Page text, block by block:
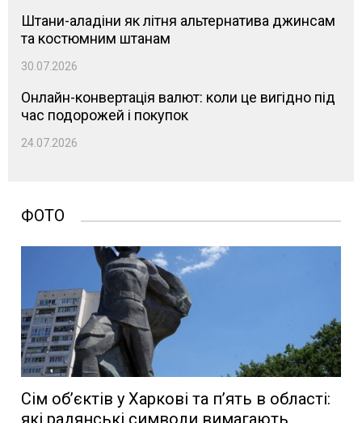
Штани-аладіни як літня альтернатива джинсам
та костюмним штанам
30.07.2026
Онлайн-конвертація валют: коли це вигідно під
час подорожей і покупок
24.07.2026
ФОТО
Сім об’єктів у Харкові та п’ять в області:
які радянські символи вимагають